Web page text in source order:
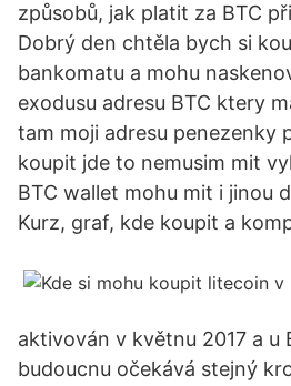
způsobů, jak platit za BTC
Dobrý den chtěla bych si
bankomatu a mohu
exodusu adresu BTC ktery
tam moji adresu penezenky
koupit jde to nemusim mit
BTC wallet mohu mit i jinou
Kurz, graf, kde koupit a
aktivován v květnu 2017 a u
budoucnu očekává stejný